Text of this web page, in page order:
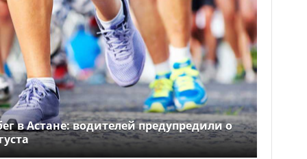
в Астане: водителей предупредили о